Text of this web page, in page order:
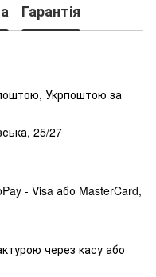
Гарантія
Укрпоштою за
25/27
- Visa або MasterCard,
через касу або